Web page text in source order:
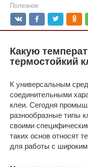
Полезное
Какую
термостойкий
К универсальным
соединительными
клеи. Сегодня
разнообразные типы
своими
таких основ относят
для работы с